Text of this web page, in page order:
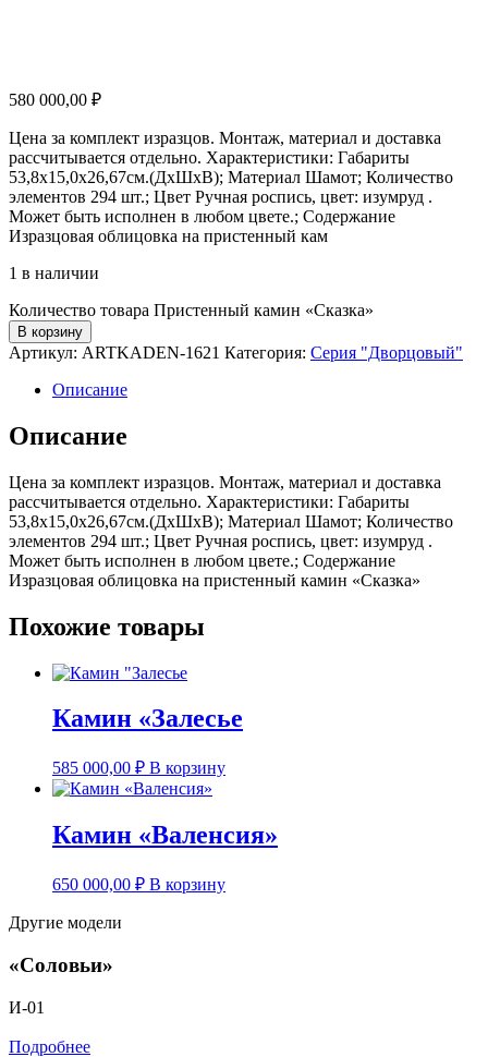
580 000,00 ₽
Цена за комплект изразцов. Монтаж, материал и доставка
рассчитывается отдельно. Характеристики: Габариты
53,8х15,0х26,67см.(ДхШхВ); Материал Шамот; Количество
элементов 294 шт.; Цвет Ручная роспись, цвет: изумруд .
Может быть исполнен в любом цвете.; Содержание
Изразцовая облицовка на пристенный кам
1 в наличии
Количество товара Пристенный камин «Сказка»
В корзину
Артикул: ARTKADEN-1621 Категория: Серия "Дворцовый"
Описание
Описание
Цена за комплект изразцов. Монтаж, материал и доставка
рассчитывается отдельно. Характеристики: Габариты
53,8х15,0х26,67см.(ДхШхВ); Материал Шамот; Количество
элементов 294 шт.; Цвет Ручная роспись, цвет: изумруд .
Может быть исполнен в любом цвете.; Содержание
Изразцовая облицовка на пристенный камин «Сказка»
Похожие товары
Камин «Залесье
585 000,00 ₽ В корзину
Камин «Валенсия»
650 000,00 ₽ В корзину
Другие модели
«Соловьи»
И-01
Подробнее